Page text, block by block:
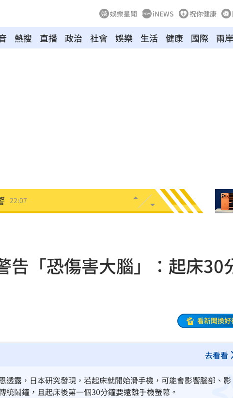
娛樂星聞 iNEWS 祝你健康
熱搜 直播 政治 社會 娛樂 生活 健康 國際 兩岸
22:07
21:59
歲 21:21
告「恐傷害大腦」：起床30
看新聞換好
去看看
透露，日本研究發現，若起床就開始滑手機，可能會影響腦部、影
鬧鐘，且起床後第一個30分鐘要遠離手機螢幕。